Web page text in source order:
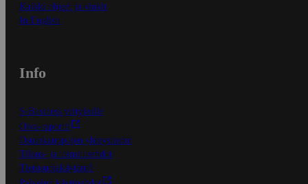
Kaikki ohjeet ja vinkit
In English
Info
S-Business yrityksille
Oiva-raportit
Osuuskauppojen yhteystiedot
Tilaus- ja toimitusehdot
Tietosuojakäytäntö